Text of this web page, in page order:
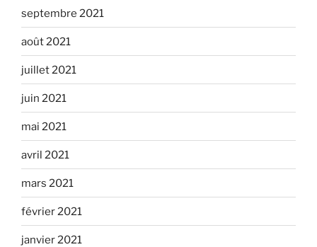
septembre 2021
août 2021
juillet 2021
juin 2021
mai 2021
avril 2021
mars 2021
février 2021
janvier 2021